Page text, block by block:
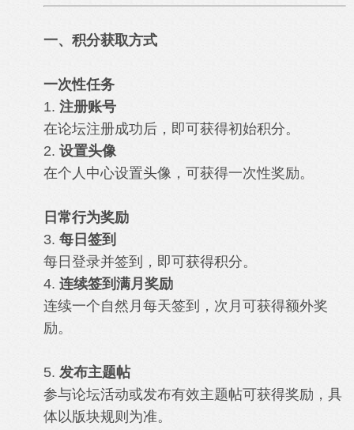
一、积分获取方式
一次性任务
1. 注册账号
在论坛注册成功后，即可获得初始积分。
2. 设置头像
在个人中心设置头像，可获得一次性奖励。
日常行为奖励
3. 每日签到
每日登录并签到，即可获得积分。
4. 连续签到满月奖励
连续一个自然月每天签到，次月可获得额外奖
励。
5. 发布主题帖
参与论坛活动或发布有效主题帖可获得奖励，具
体以版块规则为准。